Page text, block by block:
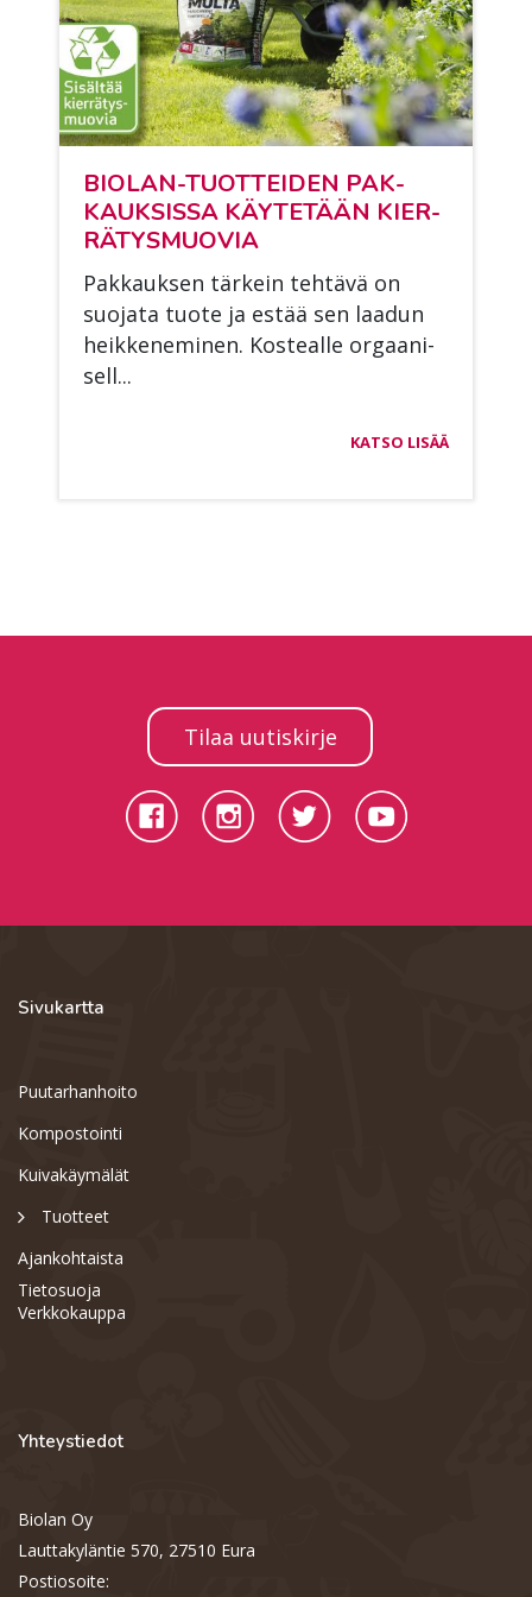
BIO­LAN-TUOT­TEI­DEN PAK­
KAUK­SIS­SA KÄY­TE­TÄÄN KIER­
RÄ­TYS­MUO­VIA
Pak­kauk­sen tär­kein teh­tä­vä on
suo­ja­ta tuo­te ja es­tää sen laa­dun
heik­ke­ne­mi­nen. Kos­teal­le or­gaa­ni­
sell...
KATSO LISÄÄ
Tilaa uutiskirje
Sivukartta
Puutarhanhoito
Kompostointi
Kuivakäymälät
Tuotteet
Ajankohtaista
Tietosuoja
Verkkokauppa
Yhteystiedot
Biolan Oy
Lauttakyläntie 570, 27510 Eura
Postiosoite: